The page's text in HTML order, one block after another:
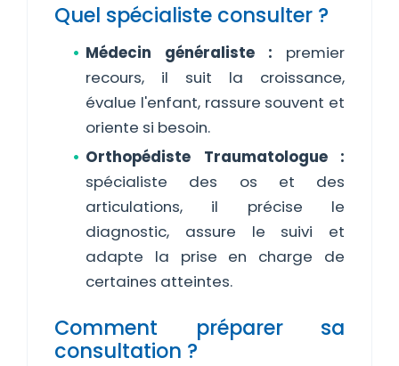
Quel spécialiste consulter ?
Médecin généraliste : premier
recours, il suit la croissance,
évalue l'enfant, rassure souvent et
oriente si besoin.
Orthopédiste Traumatologue :
spécialiste des os et des
articulations, il précise le
diagnostic, assure le suivi et
adapte la prise en charge de
certaines atteintes.
Comment préparer sa
consultation ?